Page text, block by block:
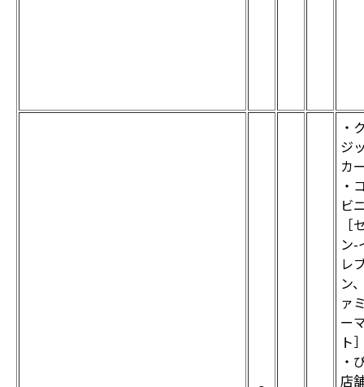
・
ジ
カ
・
ビ
［
ン-
レ
ン
ァ
ー
ト
・
店